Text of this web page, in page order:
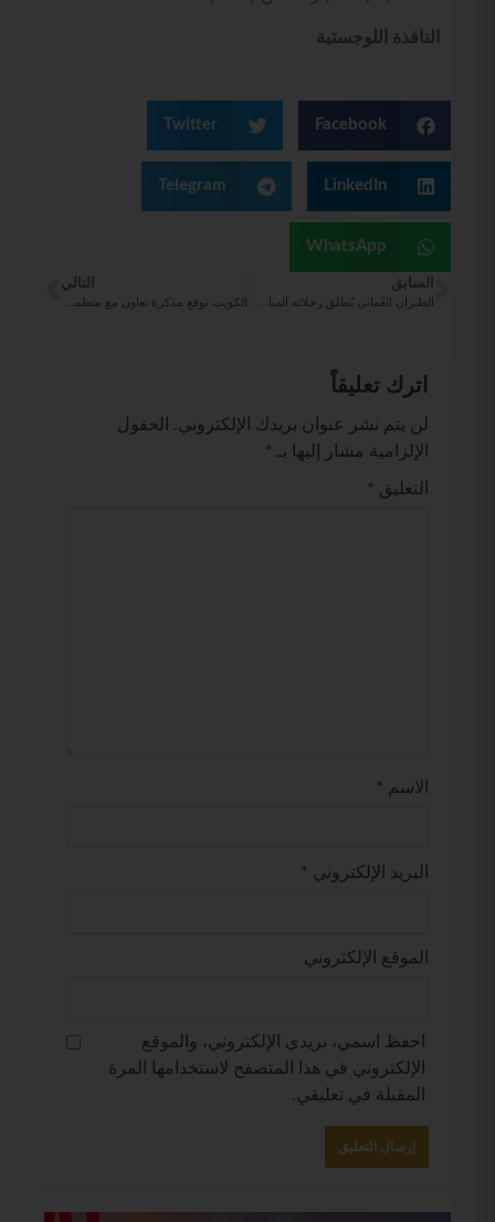
النافذة اللوجستية
Facebook
Twitter
LinkedIn
Telegram
WhatsApp
السابق التالي
اترك تعليقاً
لن يتم نشر عنوان بريدك الإلكتروني.
الحقول
الإلزامية مشار إليها بـ
*
التعليق *
الاسم *
البريد الإلكتروني *
الموقع الإلكتروني
احفظ اسمي، بريدي الإلكتروني، والموقع
الإلكتروني في هذا المتصفح لاستخدامها المرة
المقبلة في تعليقي.